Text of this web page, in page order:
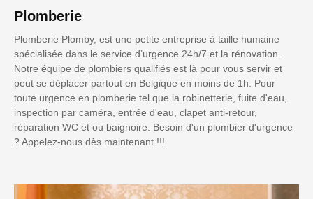
Plomberie
Plomberie Plomby, est une petite entreprise à taille humaine
spécialisée dans le service d’urgence 24h/7 et la rénovation.
Notre équipe de plombiers qualifiés est là pour vous servir et
peut se déplacer partout en Belgique en moins de 1h. Pour
toute urgence en plomberie tel que la robinetterie, fuite d'eau,
inspection par caméra, entrée d'eau, clapet anti-retour,
réparation WC et ou baignoire. Besoin d'un plombier d'urgence
? Appelez-nous dès maintenant !!!